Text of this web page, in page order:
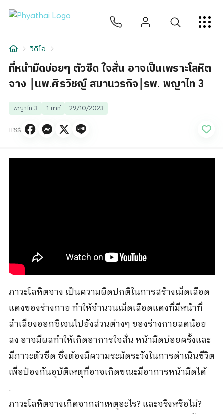
บทความ
เกี่ยวกับเรา
สาขาโรงพยาบาล
วิดีโอ
ที่หน้ามืดบ่อยๆ ตัวซีด ใจสั่น อาจเป็นเพราะโลหิต
จาง ￨นพ.ศิรวิชญ์ สมานวรกิจ￨รพ. พญาไท 3
พญาไท 3 1 นาที 29/10/2023
แชร์
ภาวะโลหิตจาง เป็นความผิดปกติในการสร้างเม็ดเลือด
แดงของร่างกาย ทำให้จำนวนเม็ดเลือดแดงที่มีหน้าที่
ลำเลียงออกซิเจนไปยังส่วนต่างๆ ของร่างกายลดน้อย
ลง อาจมีผลทำให้เกิดอาการใจสั่น หน้ามืดบ่อยครั้งและ
มีภาวะตัวซีด ซึ่งต้องมีความระมัดระวังในการดำเนินชีวิต
เพื่อป้องกันอุบัติเหตุที่อาจเกิดขณะมีอาการหน้ามืดได้
.
ภาวะโลหิตจางเกิดจากสาเหตุอะไร? และจริงหรือไม่?